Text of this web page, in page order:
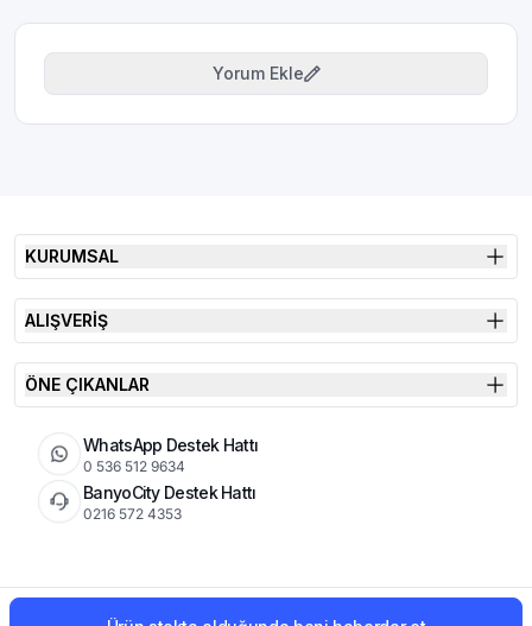
Yorum Ekle
KURUMSAL
ALIŞVERİŞ
ÖNE ÇIKANLAR
WhatsApp Destek Hattı
0 536 512 9634
BanyoCity Destek Hattı
0216 572 4353